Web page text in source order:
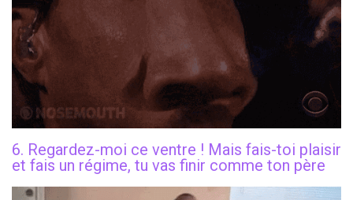
6. Regardez-moi ce ventre ! Mais fais-toi plaisir
et fais un régime, tu vas finir comme ton père